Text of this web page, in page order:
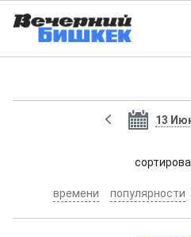
13
времени популярности